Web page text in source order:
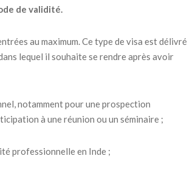
de validité.
au maximum. Ce type de visa est délivré
lequel il souhaite se rendre après avoir
notamment pour une prospection
à une réunion ou un séminaire ;
professionnelle en Inde ;